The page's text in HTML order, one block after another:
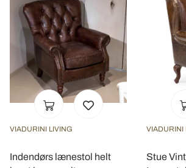
VIADURINI LIVING
Indendørs lænestol helt
VIADURINI
Stue